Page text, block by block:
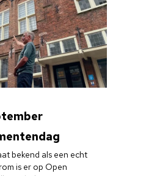
bekend als een echt
is er op Open